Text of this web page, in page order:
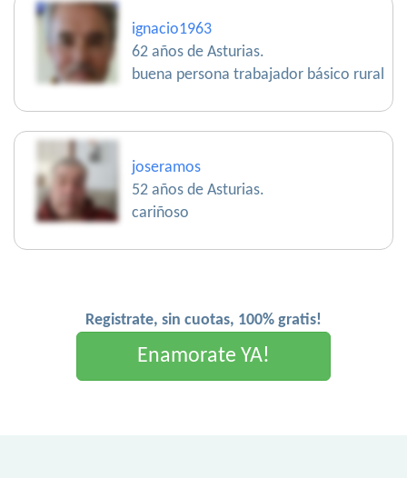
ignacio1963
62 años de Asturias.
buena persona trabajador básico rural
joseramos
52 años de Asturias.
cariñoso
Registrate, sin cuotas, 100% gratis!
Enamorate YA!